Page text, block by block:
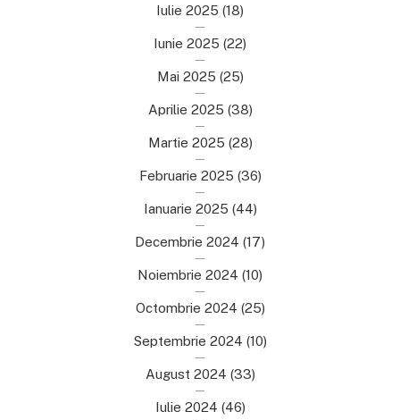
Iulie 2025 (18)
Iunie 2025 (22)
Mai 2025 (25)
Aprilie 2025 (38)
Martie 2025 (28)
Februarie 2025 (36)
Ianuarie 2025 (44)
Decembrie 2024 (17)
Noiembrie 2024 (10)
Octombrie 2024 (25)
Septembrie 2024 (10)
August 2024 (33)
Iulie 2024 (46)